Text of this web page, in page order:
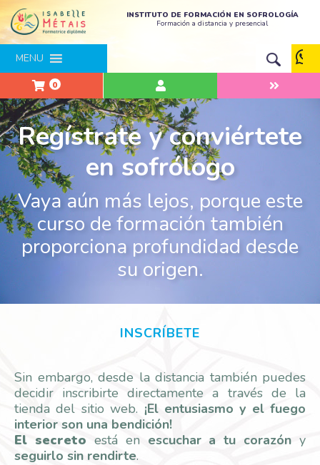
INSTITUTO DE FORMACIÓN EN SOFROLOGÍA
Formación a distancia y presencial
MENU
0
Regístrate y conviértete
en sofrólogo
Vaya aún más lejos, porque este
curso de formación también
proporciona profundidad desde
su origen.
INSCRÍBETE
Sin embargo, desde la distancia también puedes
decidir inscribirte directamente a través de la
tienda del sitio web. ¡El entusiasmo y el fuego
interior son una bendición!
El secreto está en escuchar a tu corazón y
seguirlo sin rendirte.